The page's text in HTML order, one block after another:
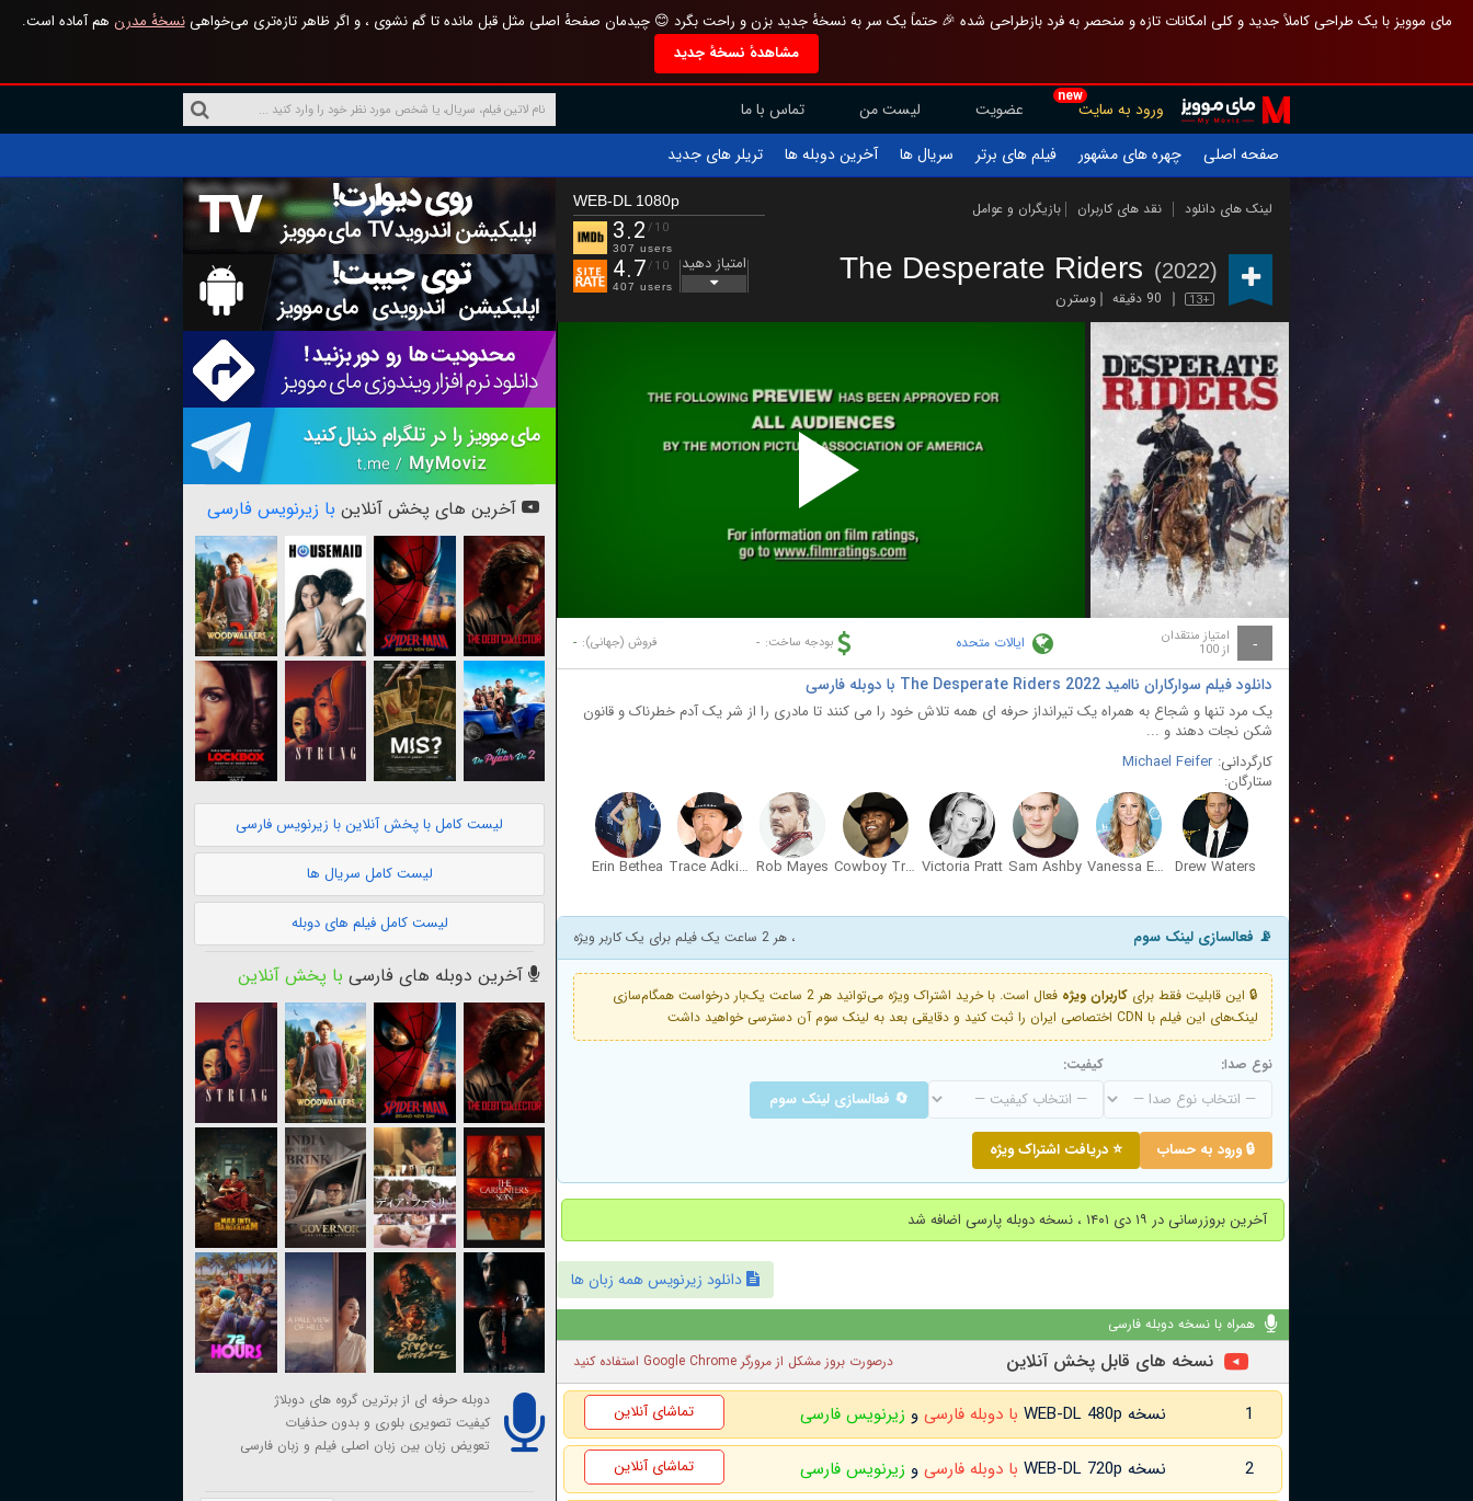
مای موویز با یک طراحی کاملاً جدید و کلی امکانات تازه و منحصر به فرد بازطراحی شده 🎉 حتماً یک سر به نسخهٔ جدید بزن و راحت بگرد 😊 چیدمان صفحهٔ اصلی مثل قبل مانده تا گم نشوی ، و اگر ظاهر تازه‌تری می‌خواهینسخهٔ مدرن هم آماده است.
مشاهدهٔ نسخهٔ جدید
new
ورود به سایت عضویت لیست من
تماس با ما
صفحه اصلی
چهره های مشهور فیلم های برتر سریال ها آخرین دوبله ها تریلر های جدید
لینک های دانلود نقد های کاربران بازیگران و عوامل
The Desperate Riders (2022)
13+ 90 دقیقه وسترن
WEB-DL 1080p
3.2 /10
307 users
4.7/10
407 users
امتیاز دهید
Play
Video
- امتیاز منتقدان
از 100 ایالات متحده بودجه ساخت: - فروش (جهانی): -
دانلود فیلم سوارکاران نا‌امید The Desperate Riders 2022 با دوبله فارسی
یک مرد تنها و شجاع به همراه یک تیرانداز حرفه ای همه تلاش خود را می کنند تا مادری را از شر یک آدم خطرناک و قانون
شکن نجات دهند و ...
کارگردانی: Michael Feifer
ستارگان:
Drew Waters
Vanessa Evigan
Sam Ashby
Victoria Pratt
Cowboy Troy
Rob Mayes
Trace Adkins
Erin Bethea
📡 فعالسازی لینک سوم ، هر 2 ساعت یک فیلم برای یک کاربر ویژه
🔒 این قابلیت فقط برای کاربران ویژه
فعال است. با خرید اشتراک ویژه می‌توانید هر 2 ساعت یک‌بار درخواست همگام‌سازی
لینک‌های این فیلم با CDN اختصاصی ایران را ثبت کنید و دقایقی بعد به لینک سوم آن دسترسی خواهید داشت
نوع صدا: کیفیت:
🔄 فعالسازی لینک سوم
🔒 ورود به حساب ⭐ دریافت اشتراک ویژه
آخرین بروزرسانی در ۱۹ دی ۱۴۰۱ ، نسخه دوبله پارسی اضافه شد
دانلود زیرنویس همه زبان ها
همراه با نسخه دوبله فارسی
نسخه های قابل پخش آنلاین درصورت بروز مشکل از مرورگر Google Chrome استفاده کنید
1 نسخه WEB-DL 480p با دوبله فارسی و زیرنویس فارسی تماشای آنلاین
2 نسخه WEB-DL 720p با دوبله فارسی و زیرنویس فارسی تماشای آنلاین
آخرین های پخش آنلاین با زیرنویس فارسی
لیست کامل با پخش آنلاین با زیرنویس فارسی
لیست کامل سریال ها
لیست کامل فیلم های دوبله
آخرین دوبله های فارسی با پخش آنلاین
دوبله حرفه ای از برترین گروه های دوبلاژ
کیفیت تصویری بلوری و بدون حذفیات
تعویض زبان بین زبان اصلی فیلم و زبان فارسی